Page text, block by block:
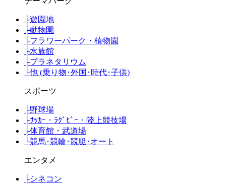
├遊園地
├動物園
├フラワーパーク・植物園
├水族館
├プラネタリウム
└他 (乗り物･外国･時代･子供)
スポーツ
├野球場
├ｻｯｶｰ・ﾗｸﾞﾋﾞｰ・陸上競技場
├体育館・武道場
└競馬･競輪･競艇･オート
エンタメ
├シネコン